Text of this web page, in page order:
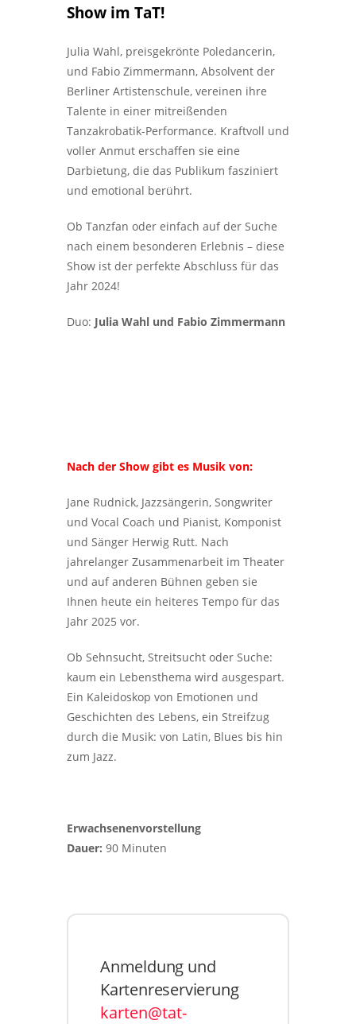
Show im TaT!
Julia Wahl, preisgekrönte Poledancerin,
und Fabio Zimmermann, Absolvent der
Berliner Artistenschule, vereinen ihre
Talente in einer mitreißenden
Tanzakrobatik-Performance. Kraftvoll und
voller Anmut erschaffen sie eine
Darbietung, die das Publikum fasziniert
und emotional berührt.
Ob Tanzfan oder einfach auf der Suche
nach einem besonderen Erlebnis – diese
Show ist der perfekte Abschluss für das
Jahr 2024!
Duo: Julia Wahl und Fabio Zimmermann
Nach der Show gibt es Musik von:
Jane Rudnick, Jazzsängerin, Songwriter
und Vocal Coach und Pianist, Komponist
und Sänger Herwig Rutt. Nach
jahrelanger Zusammenarbeit im Theater
und auf anderen Bühnen geben sie
Ihnen heute ein heiteres Tempo für das
Jahr 2025 vor.
Ob Sehnsucht, Streitsucht oder Suche:
kaum ein Lebensthema wird ausgespart.
Ein Kaleidoskop von Emotionen und
Geschichten des Lebens, ein Streifzug
durch die Musik: von Latin, Blues bis hin
zum Jazz.
Erwachsenenvorstellung
Dauer: 90 Minuten
Anmeldung und
Kartenreservierung
karten@tat-